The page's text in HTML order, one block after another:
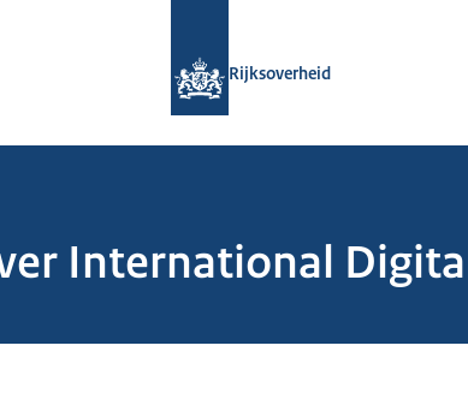
Rijksoverheid
International